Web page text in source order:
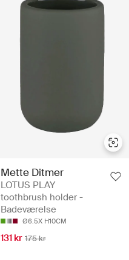
Mette Ditmer
LOTUS PLAY
toothbrush holder -
Badeværelse
Ø6.5X H10CM
131 kr 175 kr